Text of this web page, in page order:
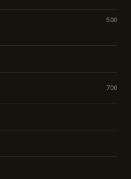
500
700